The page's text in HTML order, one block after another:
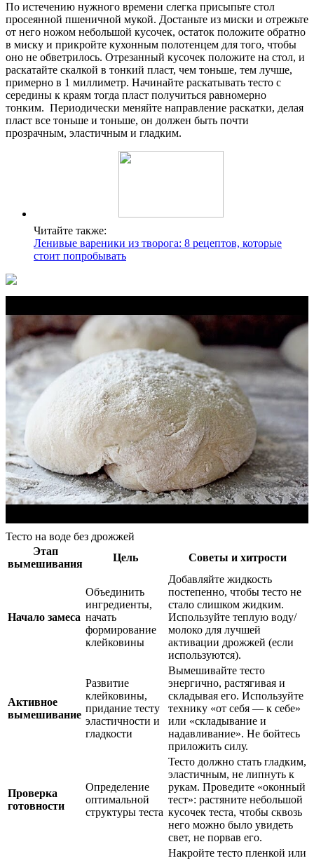
По истечению нужного времени слегка присыпьте стол
просеянной пшеничной мукой. Достаньте из миски и отрежьте
от него ножом небольшой кусочек, остаток положите обратно
в миску и прикройте кухонным полотенцем для того, чтобы
оно не обветрилось. Отрезанный кусочек положите на стол, и
раскатайте скалкой в тонкий пласт, чем тоньше, тем лучше,
примерно в 1 миллиметр. Начинайте раскатывать тесто с
середины к краям тогда пласт получиться равномерно
тонким. Периодически меняйте направление раскатки, делая
пласт все тоньше и тоньше, он должен быть почти
прозрачным, эластичным и гладким.
Читайте также:
Ленивые вареники из творога: 8 рецептов, которые
стоит попробывать
Тесто на воде без дрожжей
Этап
вымешивания
Цель Советы и хитрости
Начало замеса
Объединить
ингредиенты,
начать
формирование
клейковины
Добавляйте жидкость
постепенно, чтобы тесто не
стало слишком жидким.
Используйте теплую воду/
молоко для лучшей
активации дрожжей (если
используются).
Активное
вымешивание
Развитие
клейковины,
придание тесту
эластичности и
гладкости
Вымешивайте тесто
энергично, растягивая и
складывая его. Используйте
технику «от себя — к себе»
или «складывание и
надавливание». Не бойтесь
приложить силу.
Проверка
готовности
Определение
оптимальной
структуры теста
Тесто должно стать гладким,
эластичным, не липнуть к
рукам. Проведите «оконный
тест»: растяните небольшой
кусочек теста, чтобы сквозь
него можно было увидеть
свет, не порвав его.
Накройте тесто пленкой или